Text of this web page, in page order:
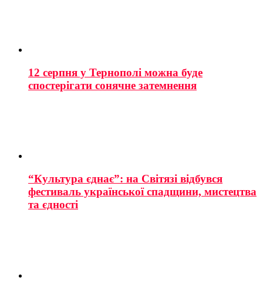
12 серпня у Тернополі можна буде
спостерігати сонячне затемнення
“Культура єднає”: на Світязі відбувся
фестиваль української спадщини, мистецтва
та єдності